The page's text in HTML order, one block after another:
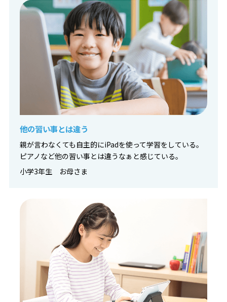
他の習い事とは違う
親が言わなくても自主的にiPadを使って学習をしている。
ピアノなど他の習い事とは違うなぁと感じている。
小学3年生 お母さま